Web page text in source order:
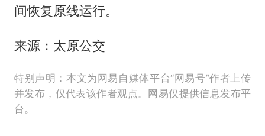
间恢复原线运行。
来源：太原公交
特别声明：本文为网易自媒体平台“网易号”作者上传
并发布，仅代表该作者观点。网易仅提供信息发布平
台。